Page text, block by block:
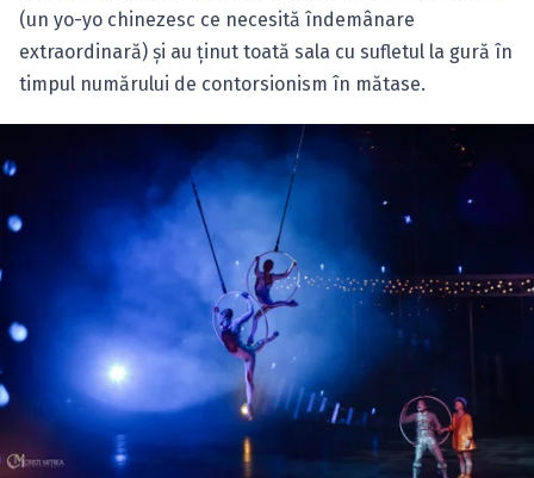
(un yo-yo chinezesc ce necesită îndemânare
extraordinară) şi au ţinut toată sala cu sufletul la gură în
timpul numărului de contorsionism în mătase.